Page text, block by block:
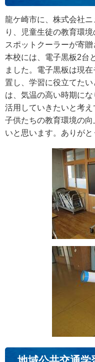
龍ケ崎市に、株式会社
り、児童生徒の教育環
スポットクーラーが寄贈
本校には、電子黒板2台
ました。電子黒板は現
置し、学習に役立てた
は、気温の高い時期に
活用していきたいと考え
子供たちの教育環境の
いと思います。ありがと